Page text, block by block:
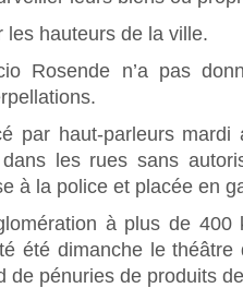
les hauteurs de la ville.
Rosende n’a pas
par haut-parleurs
les rues sans
à la police et placée en
à plus de
été dimanche le
de pénuries de produits